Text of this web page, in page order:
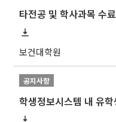
타전공 및 학사과목 수
보건대학원
공지사항